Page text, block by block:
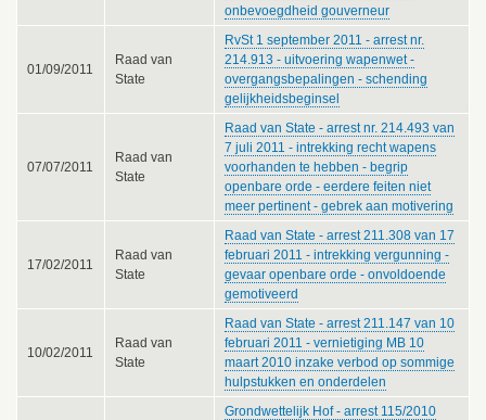
onbevoegdheid gouverneur
01/09/2011
Raad van
State
RvSt 1 september 2011 - arrest nr.
214.913 - uitvoering wapenwet -
overgangsbepalingen - schending
gelijkheidsbeginsel
07/07/2011
Raad van
State
Raad van State - arrest nr. 214.493 van
7 juli 2011 - intrekking recht wapens
voorhanden te hebben - begrip
openbare orde - eerdere feiten niet
meer pertinent - gebrek aan motivering
17/02/2011
Raad van
State
Raad van State - arrest 211.308 van 17
februari 2011 - intrekking vergunning -
gevaar openbare orde - onvoldoende
gemotiveerd
10/02/2011
Raad van
State
Raad van State - arrest 211.147 van 10
februari 2011 - vernietiging MB 10
maart 2010 inzake verbod op sommige
hulpstukken en onderdelen
Grondwettelijk Hof - arrest 115/2010